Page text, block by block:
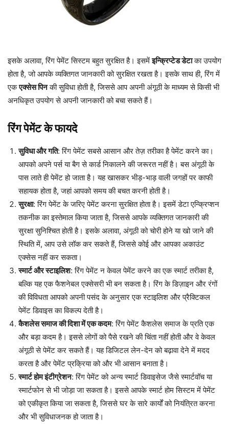
इसके अलावा, रिंग पेमेंट सिस्टम बहुत सुरक्षित है। इसमेंइन्क्रिप्टेड डेटाका उपयोग
होता है, जो आपके व्यक्तिगत जानकारी को सुरक्षित रखता है। इसके साथ ही, रिंग में
एकएक्सेस पिनकी सुविधा होती है, जिससे आप अपनी अंगूठी के माध्यम से किसी भी
अनधिकृत उपयोग से अपनी जानकारी को बचा सकते हैं।
रिंग पेमेंट के फायदे
सुविधा और गति: रिंग पेमेंट सबसे आसान और तेज़ तरीका है पेमेंट करने का।
आपको अपने पर्स या बैग से कार्ड निकालने की जरूरत नहीं है। बस अंगूठी के
पास लाते ही पेमेंट हो जाता है। यह खासकर भीड़-भाड़ वाली जगहों पर काफी
सहायक होता है, जहां आपको समय की बचत करनी होती है।
सुरक्षा: रिंग पेमेंट के जरिए पेमेंट करना सुरक्षित होता है। इसमें डेटा एन्क्रिप्शन
तकनीक का इस्तेमाल किया जाता है, जिससे आपके व्यक्तिगत जानकारी की
सुरक्षा सुनिश्चित होती है। इसके अलावा, अंगूठी को चोरी होने या खो जाने की
स्थिति में, आप उसे लॉक कर सकते हैं, जिससे कोई और आपका अकाउंट
एक्सेस नहीं कर सकता।
स्मार्ट और स्टाइलिश: रिंग पेमेंट न केवल पेमेंट करने का एक स्मार्ट तरीका है,
बल्कि यह एक फैशनेबल एक्सेसरी भी बन सकता है। रिंग के डिज़ाइन और रंगों
की विविधता आपको अपनी पसंद के अनुसार एक स्टाइलिश और प्रैक्टिकल
पेमेंट डिवाइस का विकल्प देती है।
कैशलेस समाज की दिशा में एक कदम: रिंग पेमेंट कैशलेस समाज के प्रति एक
और बड़ा कदम है। इससे लोगों को पैसे रखने की चिंता नहीं होती और वे केवल
अंगूठी से पेमेंट कर सकते हैं। यह डिजिटल लेन-देन को बढ़ावा देने में मदद
करता है और पेमेंट प्रक्रिया को और भी आसान बनाता है।
स्मार्ट होम इंटीग्रेशन: रिंग पेमेंट को अन्य स्मार्ट डिवाइसेज जैसे स्मार्टवॉच या
स्मार्टफोन से भी जोड़ा जा सकता है। इससे आपके स्मार्ट होम सिस्टम में पेमेंट
को एकीकृत किया जा सकता है, जिससे घर के सारे कार्यों को नियंत्रित करना
और भी सुविधाजनक हो जाता है।